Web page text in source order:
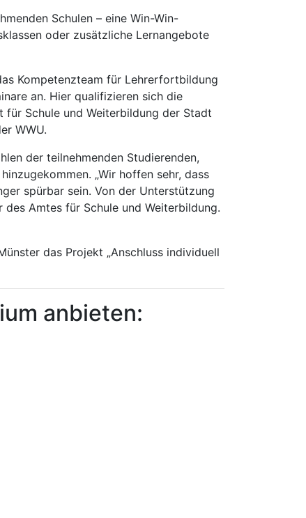
Schulen – eine Win-Win-
oder zusätzliche Lernangebote
Kompetenzteam für Lehrerfortbildung
an. Hier qualifizieren sich die
Schule und Weiterbildung der Stadt
WWU.
der teilnehmenden Studierenden,
„Wir hoffen sehr, dass
spürbar sein. Von der Unterstützung
Amtes für Schule und Weiterbildung.
das Projekt „Anschluss individuell
anbieten: